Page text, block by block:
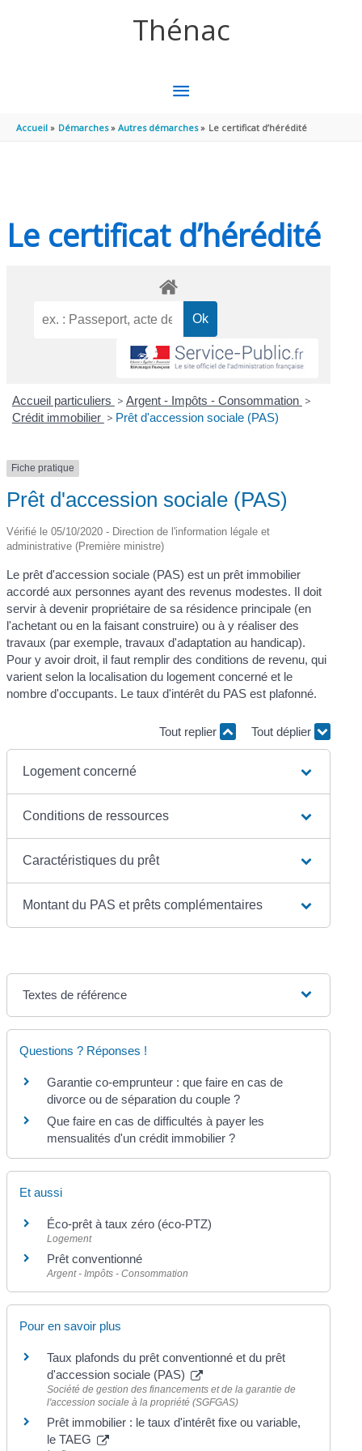
Thénac
MENU
PRINCIPAL
Accueil Démarches Autres démarches Le certificat d’hérédité
Le certificat d’hérédité
Accueil particuliers > Argent - Impôts - Consommation >
Crédit immobilier > Prêt d'accession sociale (PAS)
Fiche pratique
Prêt d'accession sociale (PAS)
Vérifié le 05/10/2020 - Direction de l'information légale et
administrative (Première ministre)
Le prêt d'accession sociale (PAS) est un prêt immobilier
accordé aux personnes ayant des revenus modestes. Il doit
servir à devenir propriétaire de sa résidence principale (en
l'achetant ou en la faisant construire) ou à y réaliser des
travaux (par exemple, travaux d'adaptation au handicap).
Pour y avoir droit, il faut remplir des conditions de revenu, qui
varient selon la localisation du logement concerné et le
nombre d'occupants. Le taux d'intérêt du PAS est plafonné.
Tout replier Tout déplier
Logement concerné
Conditions de ressources
Caractéristiques du prêt
Montant du PAS et prêts complémentaires
Textes de référence
Questions ? Réponses !
Garantie co-emprunteur : que faire en cas de
divorce ou de séparation du couple ?
Que faire en cas de difficultés à payer les
mensualités d'un crédit immobilier ?
Et aussi
Éco-prêt à taux zéro (éco-PTZ)
Logement
Prêt conventionné
Argent - Impôts - Consommation
Pour en savoir plus
Taux plafonds du prêt conventionné et du prêt
d'accession sociale (PAS)
Société de gestion des financements et de la garantie de
l'accession sociale à la propriété (SGFGAS)
Prêt immobilier : le taux d'intérêt fixe ou variable,
le TAEG